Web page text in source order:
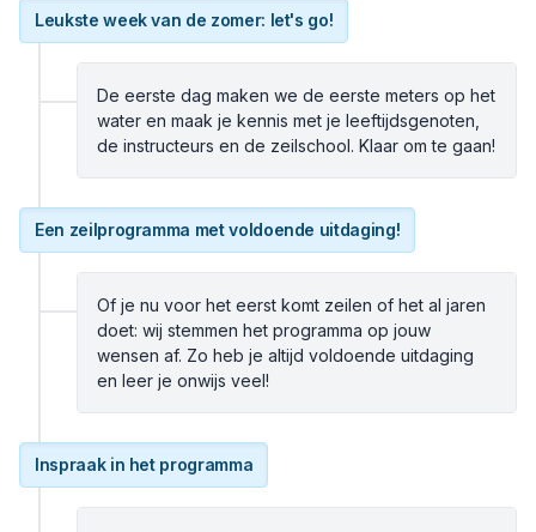
Leukste week van de zomer: let's go!
De eerste dag maken we de eerste meters op het
water en maak je kennis met je leeftijdsgenoten,
de instructeurs en de zeilschool. Klaar om te gaan!
Een zeilprogramma met voldoende uitdaging!
Of je nu voor het eerst komt zeilen of het al jaren
doet: wij stemmen het programma op jouw
wensen af. Zo heb je altijd voldoende uitdaging
en leer je onwijs veel!
Inspraak in het programma